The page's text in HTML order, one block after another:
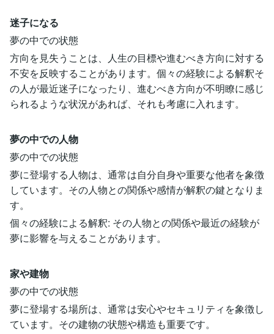
迷子になる
夢の中での状態
方向を見失うことは、人生の目標や進むべき方向に対する
不安を反映することがあります。個々の経験による解釈そ
の人が最近迷子になったり、進むべき方向が不明瞭に感じ
られるような状況があれば、それも考慮に入れます。
夢の中での人物
夢の中での状態
夢に登場する人物は、通常は自分自身や重要な他者を象徴
しています。その人物との関係や感情が解釈の鍵となりま
す。
個々の経験による解釈: その人物との関係や最近の経験が
夢に影響を与えることがあります。
家や建物
夢の中での状態
夢に登場する場所は、通常は安心やセキュリティを象徴し
ています。その建物の状態や構造も重要です。